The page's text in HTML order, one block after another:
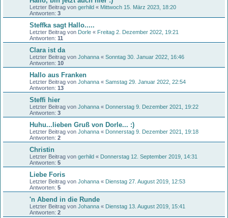
Letzter Beitrag von gerhild « Mittwoch 15. März 2023, 18:20
Antworten: 3
Steffka sagt Hallo.....
Letzter Beitrag von Dorle « Freitag 2. Dezember 2022, 19:21
Antworten: 11
Clara ist da
Letzter Beitrag von Johanna « Sonntag 30. Januar 2022, 16:46
Antworten: 10
Hallo aus Franken
Letzter Beitrag von Johanna « Samstag 29. Januar 2022, 22:54
Antworten: 13
Steffi hier
Letzter Beitrag von Johanna « Donnerstag 9. Dezember 2021, 19:22
Antworten: 3
Huhu...lieben Gruß von Dorle... :)
Letzter Beitrag von Johanna « Donnerstag 9. Dezember 2021, 19:18
Antworten: 2
Christin
Letzter Beitrag von gerhild « Donnerstag 12. September 2019, 14:31
Antworten: 5
Liebe Foris
Letzter Beitrag von Johanna « Dienstag 27. August 2019, 12:53
Antworten: 5
'n Abend in die Runde
Letzter Beitrag von Johanna « Dienstag 13. August 2019, 15:41
Antworten: 2